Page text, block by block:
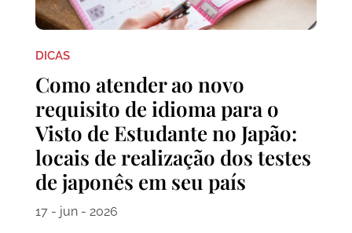
DICAS
Como atender ao novo
requisito de idioma para o
Visto de Estudante no Japão:
locais de realização dos testes
de japonês em seu país
17 - jun - 2026